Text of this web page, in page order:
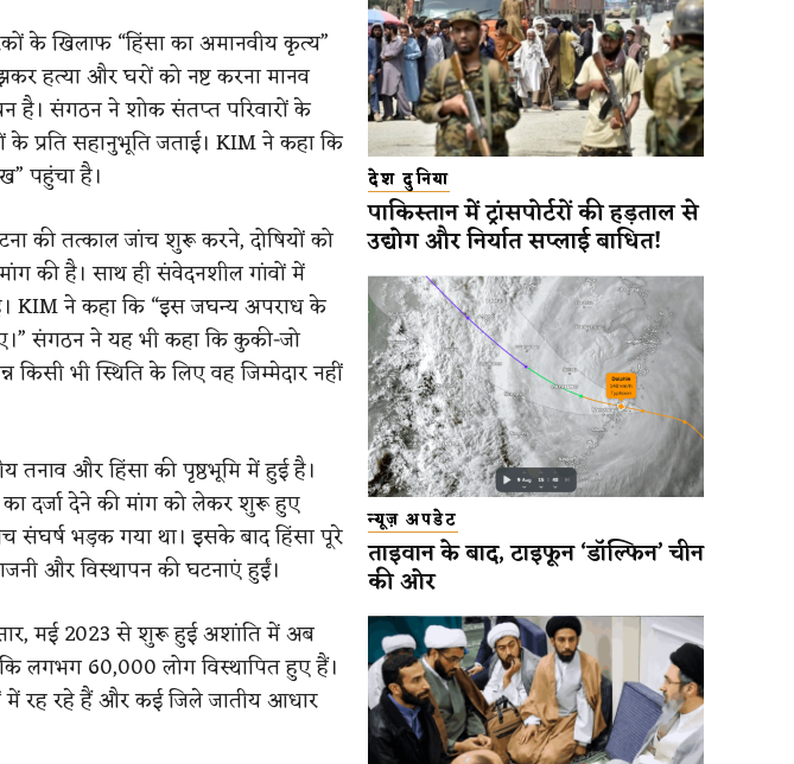
के खिलाफ “हिंसा का अमानवीय कृत्य”
हत्या और घरों को नष्ट करना मानव
है। संगठन ने शोक संतप्त परिवारों के
के प्रति सहानुभूति जताई। KIM ने कहा कि
पहुंचा है।
की तत्काल जांच शुरू करने, दोषियों को
की है। साथ ही संवेदनशील गांवों में
KIM ने कहा कि “इस जघन्य अपराध के
संगठन ने यह भी कहा कि कुकी-जो
भी स्थिति के लिए वह जिम्मेदार नहीं
तनाव और हिंसा की पृष्ठभूमि में हुई है।
दर्जा देने की मांग को लेकर शुरू हुए
भड़क गया था। इसके बाद हिंसा पूरे
और विस्थापन की घटनाएं हुईं।
मई 2023 से शुरू हुई अशांति में अब
लगभग 60,000 लोग विस्थापित हुए हैं।
में रह रहे हैं और कई जिले जातीय आधार
देश दुनिया
पाकिस्तान में ट्रांसपोर्टरों की हड़ताल से
उद्योग और निर्यात सप्लाई बाधित!
न्यूज़ अपडेट
ताइवान के बाद, टाइफून ‘डॉल्फिन’ चीन
की ओर